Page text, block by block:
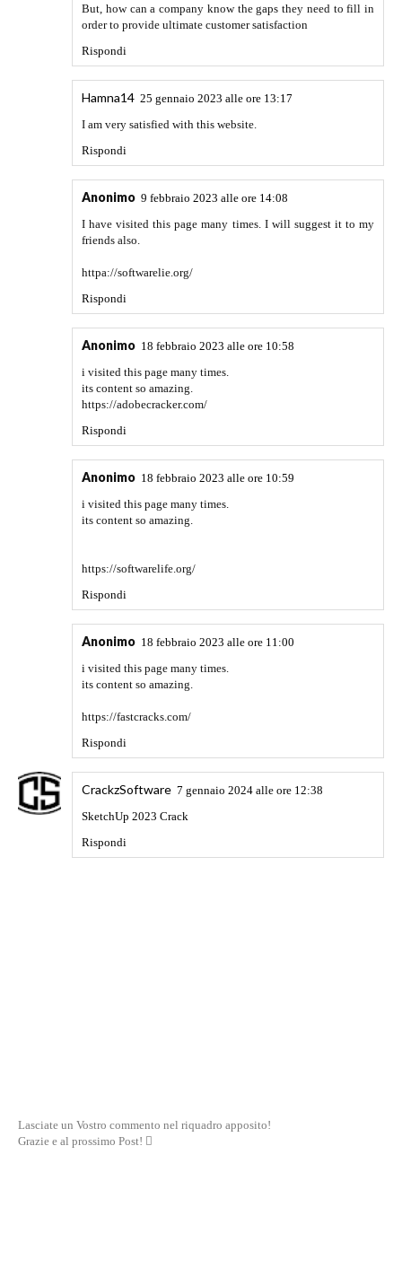
But, how can a company know the gaps they need to fill in
order to provide ultimate customer satisfaction
Rispondi
Hamna14 25 gennaio 2023 alle ore 13:17
I am very satisfied with this website.
Rispondi
Anonimo 9 febbraio 2023 alle ore 14:08
I have visited this page many times. I will suggest it to my
friends also.
httpa://softwarelie.org/
Rispondi
Anonimo 18 febbraio 2023 alle ore 10:58
i visited this page many times.
its content so amazing.
https://adobecracker.com/
Rispondi
Anonimo 18 febbraio 2023 alle ore 10:59
i visited this page many times.
its content so amazing.
https://softwarelife.org/
Rispondi
Anonimo 18 febbraio 2023 alle ore 11:00
i visited this page many times.
its content so amazing.
https://fastcracks.com/
Rispondi
CrackzSoftware 7 gennaio 2024 alle ore 12:38
SketchUp 2023 Crack
Rispondi
Lasciate un Vostro commento nel riquadro apposito!
Grazie e al prossimo Post! 